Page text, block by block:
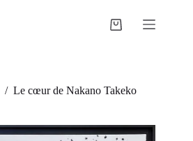
Panier
/ Le cœur de Nakano Takeko